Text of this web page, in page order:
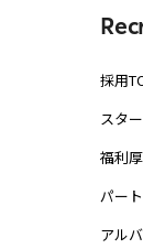
採用
スタ
福利
パー
アル